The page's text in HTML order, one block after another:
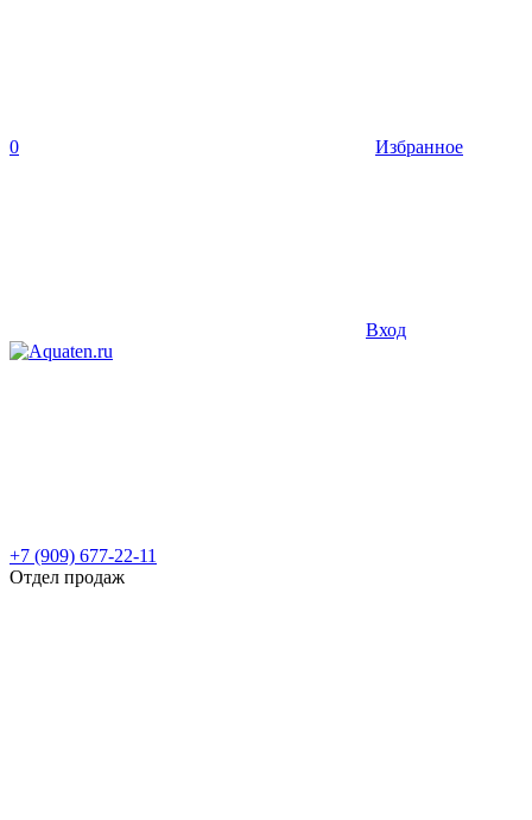
0 Избранное
Вход
+7 (909) 677-22-11
Отдел продаж